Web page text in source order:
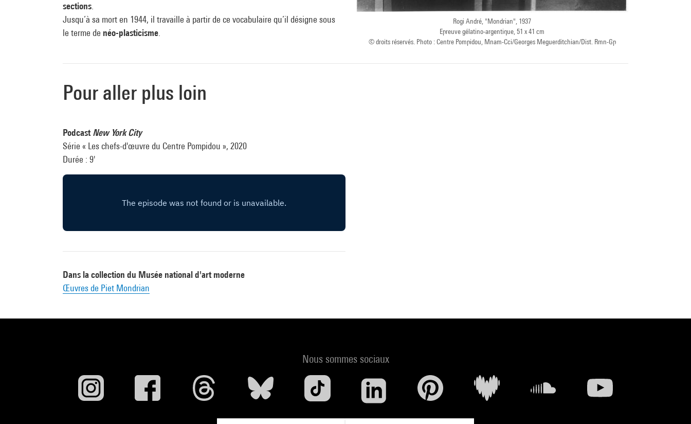
Rogi André, "Mondrian", 1937
Epreuve gélatino-argentique, 51 x 41 cm
© droits réservés. Photo : Centre Pompidou, Mnam-Cci/Georges Meguerditchian/Dist. Rmn-Gp
sections
Jusqu’à sa mort en 1944, il travaille à partir de ce vocabulaire qu’il désigne sous
le terme de néo-plasticisme
Pour aller plus loin
Podcast New York City
Série « Les chefs-d'œuvre du Centre Pompidou », 2020
Durée : 9'
Dans la collection du Musée national d'art moderne
Œuvres de Piet Mondrian
Nous sommes sociaux